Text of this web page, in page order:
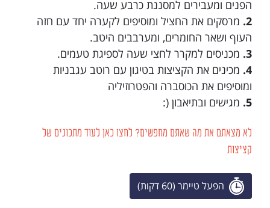
הפנים ומעבירים למסננת כרבע שעה.
2. מרסקים את החציל ומוסיפים לקערה יחד עם חזה
העוף ושאר החומרים, ומערבבים היטב.
3. מכניסים למקרר לחצי שעה לספיגת טעמים.
4. מכינים את הקציצות בטיגון עם רוטב עגבניות
ומוסיפים את הכוסברה והפטרוזיליה
5. מגישים ובתיאבון (:
לא מצאתם את מה שאתם מחפשים? לחצו כאן לעוד מתכונים של
קציצות
הפעל טיימר (60 דקות)